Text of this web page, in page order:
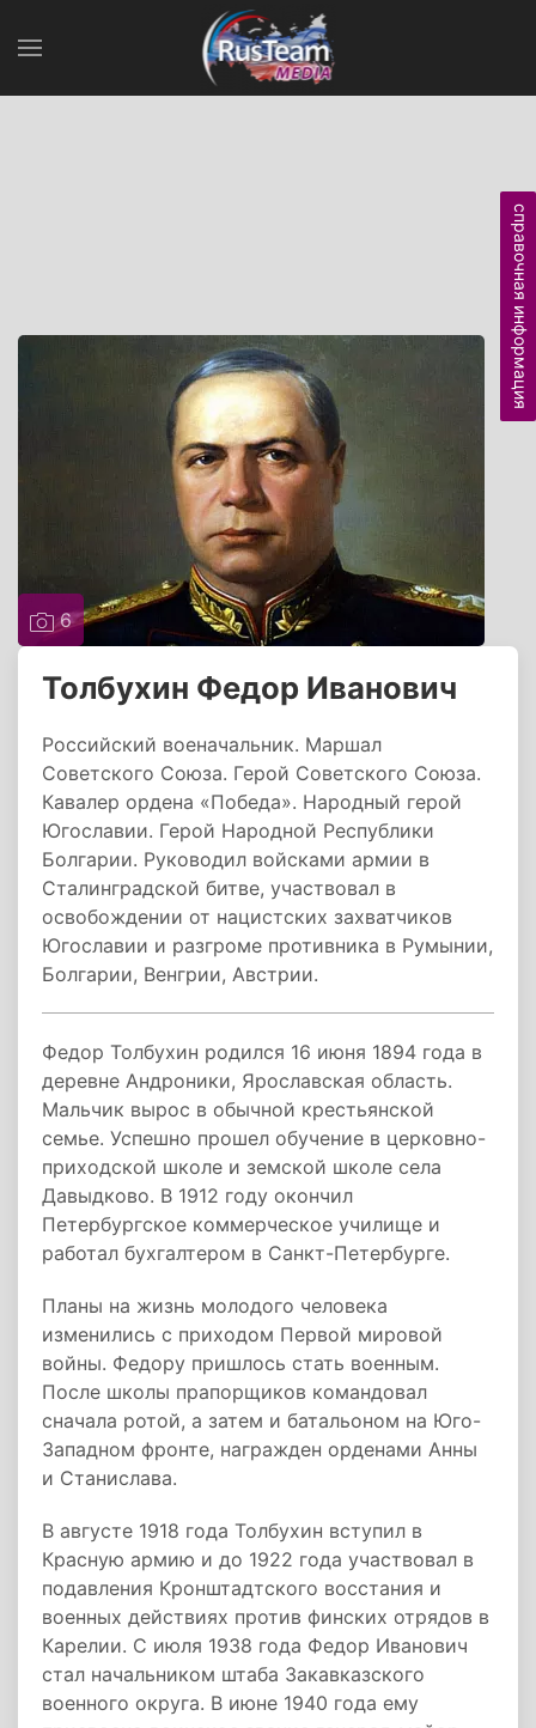
6
Толбухин Федор Иванович
Российский военачальник. Маршал
Советского Союза. Герой Советского Союза.
Кавалер ордена «Победа». Народный герой
Югославии. Герой Народной Республики
Болгарии. Руководил войсками армии в
Сталинградской битве, участвовал в
освобождении от нацистских захватчиков
Югославии и разгроме противника в Румынии,
Болгарии, Венгрии, Австрии.
Федор Толбухин родился 16 июня 1894 года в
деревне Андроники, Ярославская область.
Мальчик вырос в обычной крестьянской
семье. Успешно прошел обучение в церковно-
приходской школе и земской школе села
Давыдково. В 1912 году окончил
Петербургское коммерческое училище и
работал бухгалтером в Санкт-Петербурге.
Планы на жизнь молодого человека
изменились с приходом Первой мировой
войны. Федору пришлось стать военным.
После школы прапорщиков командовал
сначала ротой, а затем и батальоном на Юго-
Западном фронте, награжден орденами Анны
и Станислава.
В августе 1918 года Толбухин вступил в
Красную армию и до 1922 года участвовал в
подавления Кронштадтского восстания и
военных действиях против финских отрядов в
Карелии. С июля 1938 года Федор Иванович
стал начальником штаба Закавказского
военного округа. В июне 1940 года ему
справочная информация